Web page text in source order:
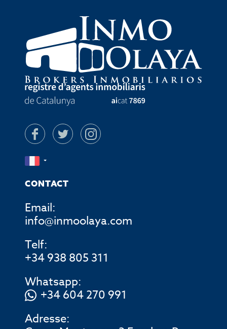
CONTACT
Email:
info@inmoolaya.com
Telf:
+34 938 805 311
Whatsapp:
+34 604 270 991
Adresse: